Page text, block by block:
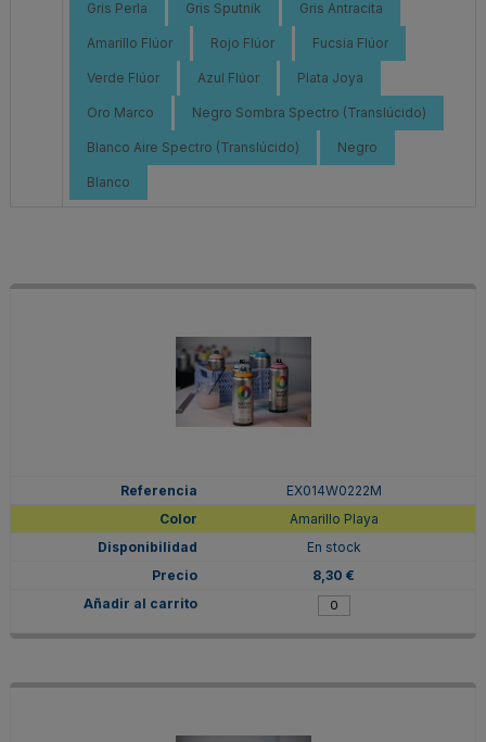
Gris Perla Gris Sputnik Gris Antracita
Amarillo Flúor Rojo Flúor Fucsia Flúor
Verde Flúor Azul Flúor Plata Joya
Oro Marco Negro Sombra Spectro (Translúcido)
Blanco Aire Spectro (Translúcido) Negro
Blanco
EX014W0222M
Amarillo Playa
En stock
8,30 €